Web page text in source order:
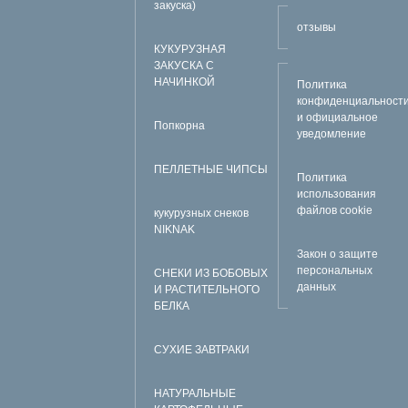
закуска)
КУКУРУЗНАЯ
ЗАКУСКА С
НАЧИНКОЙ
Попкорна
ПЕЛЛЕТНЫЕ ЧИПСЫ
кукурузных снеков
NIKNAK
СНЕКИ ИЗ БОБОВЫХ
И РАСТИТЕЛЬНОГО
БЕЛКА
СУХИЕ ЗАВТРАКИ
НАТУРАЛЬНЫЕ
отзывы
Политика
и официальное
уведомление
Политика
использования
файлов cookie
Закон о защите
персональных
данных